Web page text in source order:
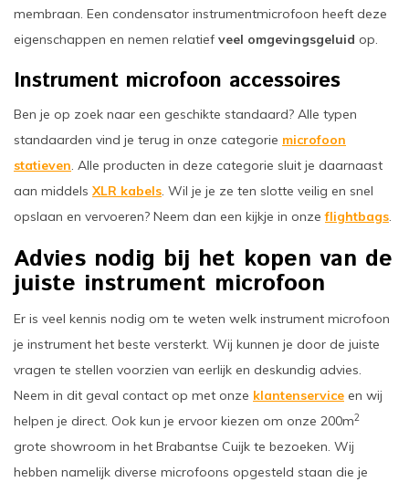
membraan. Een condensator instrumentmicrofoon heeft deze
eigenschappen en nemen relatief veel omgevingsgeluid op.
Instrument microfoon accessoires
Ben je op zoek naar een geschikte standaard? Alle typen
standaarden vind je terug in onze categorie microfoon
statieven. Alle producten in deze categorie sluit je daarnaast
aan middels XLR kabels. Wil je je ze ten slotte veilig en snel
opslaan en vervoeren? Neem dan een kijkje in onzeflightbags.
Advies nodig bij het kopen van de
juiste instrument microfoon
Er is veel kennis nodig om te weten welk instrument microfoon
je instrument het beste versterkt. Wij kunnen je door de juiste
vragen te stellen voorzien van eerlijk en deskundig advies.
Neem in dit geval contact op met onze klantenservice en wij
helpen je direct. Ook kun je ervoor kiezen om onze 200m2
grote showroom in het Brabantse Cuijk te bezoeken. Wij
hebben namelijk diverse microfoons opgesteld staan die je